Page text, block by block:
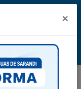
(44)99138-
×